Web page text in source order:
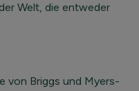
Welt, die entweder
von Briggs und Myers-